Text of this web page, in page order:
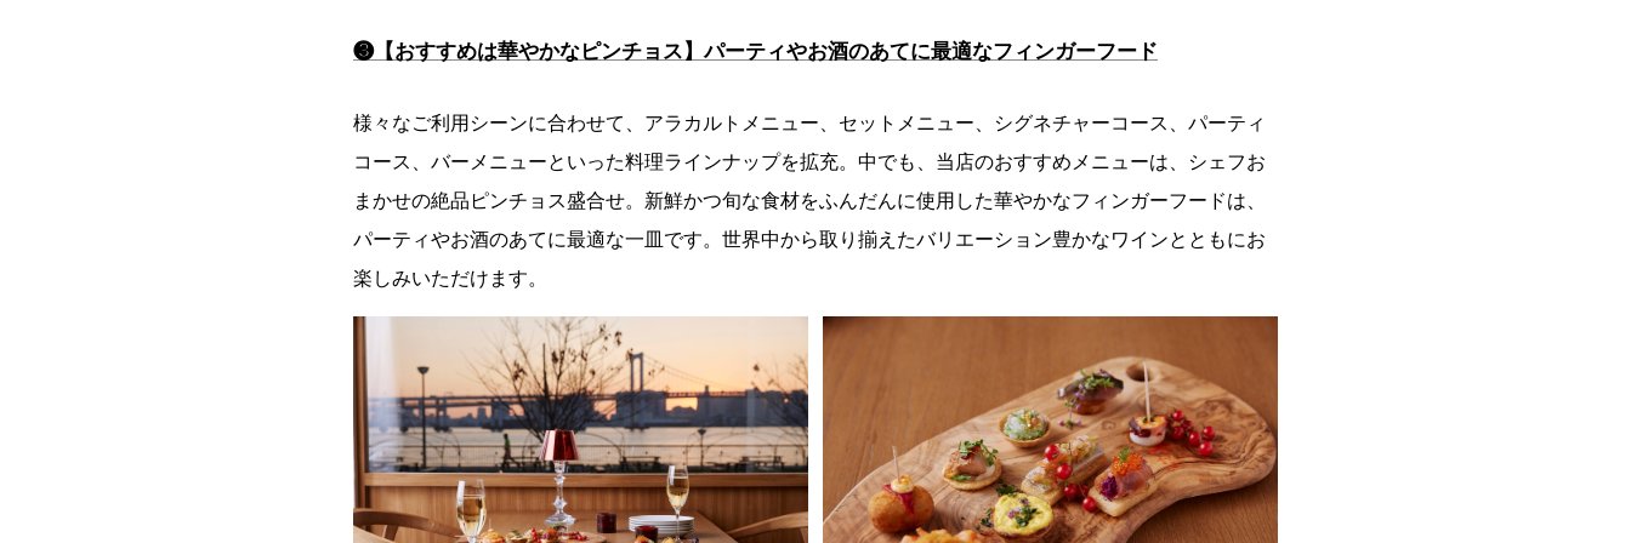
❸【おすすめは華やかなピンチョス】パーティやお酒のあてに最適なフィンガーフード
様々なご利用シーンに合わせて、アラカルトメニュー、セットメニュー、シグネチャーコース、パーティ
コース、バーメニューといった料理ラインナップを拡充。中でも、当店のおすすめメニューは、シェフお
まかせの絶品ピンチョス盛合せ。新鮮かつ旬な食材をふんだんに使用した華やかなフィンガーフードは、
パーティやお酒のあてに最適な一皿です。世界中から取り揃えたバリエーション豊かなワインとともにお
楽しみいただけます。